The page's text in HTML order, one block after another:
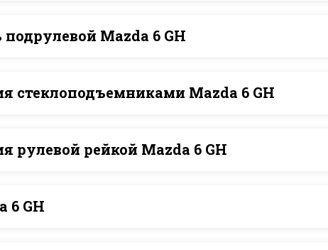
Mazda 6 GH
стеклоподъемниками Mazda 6 GH
рулевой рейкой Mazda 6 GH
6 GH